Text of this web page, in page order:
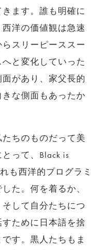
ます。誰も明確に
西洋の価値観は急速
スリーピーススー
と変化していった
があり、家父長的
な側面もあったか
ちのものだって美
って、Black is
も西洋的プログラミ
た。何を着るか、
して自分たちにつ
ために日本語を捨
す。黒人たちもま